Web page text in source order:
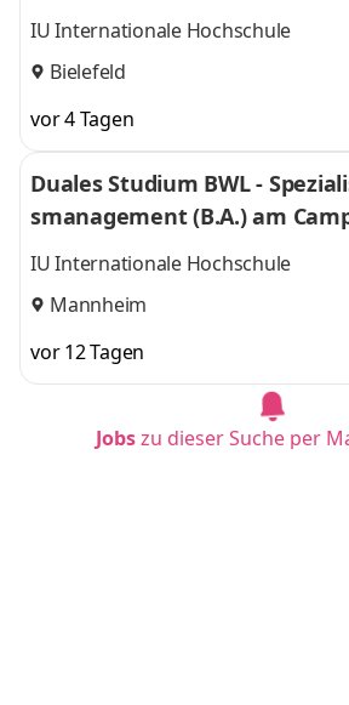
l
IU Internationale Hochschule
Bielefeld
vor 4 Tagen
Duales Studium BWL -
smanagement (B.A.) am
l
IU Internationale Hochschule
Mannheim
vor 12 Tagen
Jobszu dieser Suche per